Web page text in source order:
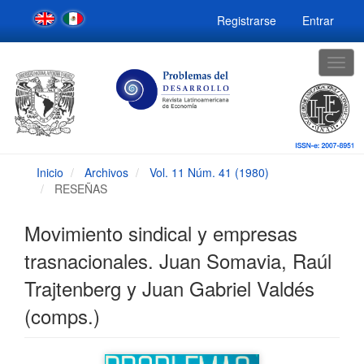
Navegación
principal
Contenido
Barra
lateral
Registrarse Entrar
Inicio Archivos
Vol. 11 Núm. 41 (1980)
RESEÑAS
Movimiento sindical y empresas
trasnacionales. Juan Somavia, Raúl
Trajtenberg y Juan Gabriel Valdés
(comps.)